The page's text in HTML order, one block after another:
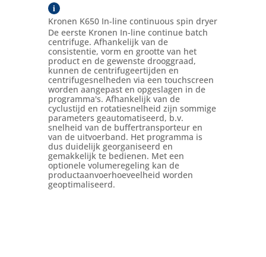
i
Kronen K650 In-line continuous spin dryer
De eerste Kronen In-line continue batch
centrifuge. Afhankelijk van de
consistentie, vorm en grootte van het
product en de gewenste drooggraad,
kunnen de centrifugeertijden en
centrifugesnelheden via een touchscreen
worden aangepast en opgeslagen in de
programma's. Afhankelijk van de
cyclustijd en rotatiesnelheid zijn sommige
parameters geautomatiseerd, b.v.
snelheid van de buffertransporteur en
van de uitvoerband. Het programma is
dus duidelijk georganiseerd en
gemakkelijk te bedienen. Met een
optionele volumeregeling kan de
productaanvoerhoeveelheid worden
geoptimaliseerd.